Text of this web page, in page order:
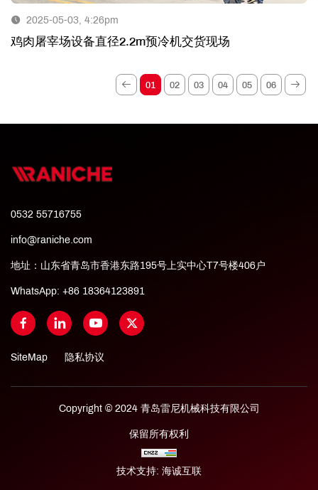
2025-05-03, 4:26pm
鸡肉屠宰场设备直径2.2m预冷机交货现场
01 02 03 04 05 06
0532 55716755
info@raniche.com
地址：山东省青岛市香港东路195号上实中心T7号楼406户
WhatsApp: +86 18364123891
SiteMap 隐私协议
Copyright © 2024 青岛雷尼机械科技有限公司
保留所有权利
技术支持: 海诚互联